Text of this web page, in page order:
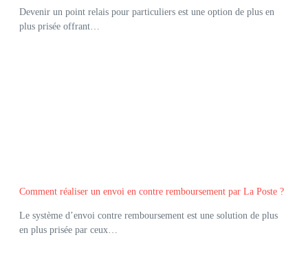
Devenir un point relais pour particuliers est une option de plus en
plus prisée offrant…
Comment réaliser un envoi en contre remboursement par La Poste ?
Le système d’envoi contre remboursement est une solution de plus
en plus prisée par ceux…